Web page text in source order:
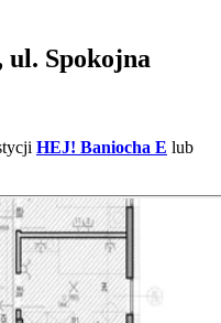
ul. Spokojna
HEJ! Baniocha E lub